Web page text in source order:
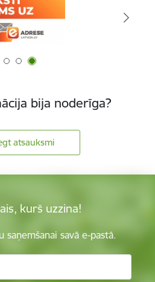
bija noderīga?
atsauksmi
kurš uzzina!
saņemšanai savā e-pastā.